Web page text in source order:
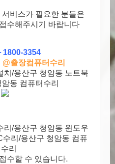
비스가 필요한 분들은
수해주시기 바랍니다
1800-3354
출장컴퓨터수리
치/용산구 청암동 노트북
동 컴퓨터수리
리/용산구 청암동 윈도우
리/용산구 청암동 컴퓨
리
수할 수 있습니다.